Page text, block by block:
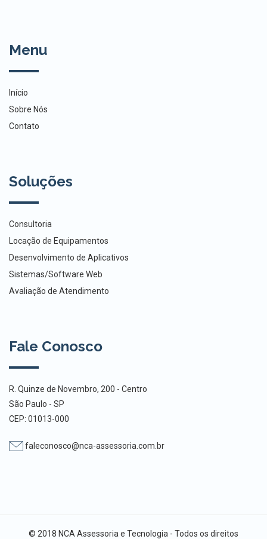
Menu
Início
Sobre Nós
Contato
Soluções
Consultoria
Locação de Equipamentos
Desenvolvimento de Aplicativos
Sistemas/Software Web
Avaliação de Atendimento
Fale Conosco
R. Quinze de Novembro, 200 - Centro
São Paulo - SP
CEP: 01013-000
faleconosco@nca-assessoria.com.br
© 2018 NCA Assessoria e Tecnologia - Todos os direitos